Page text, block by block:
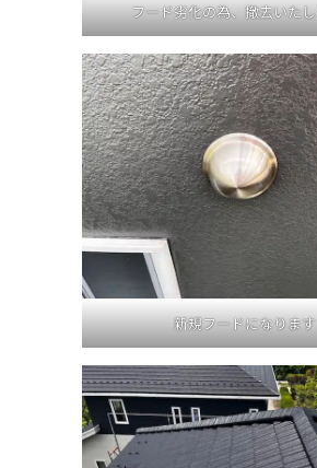
フード劣化の為、撤去いた
新規フードになります